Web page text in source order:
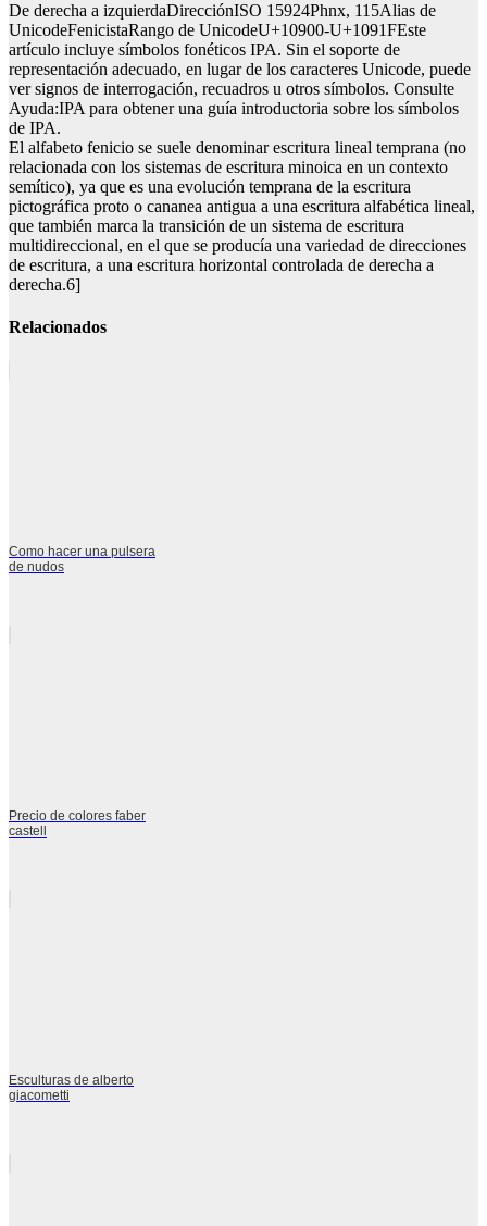
De derecha a izquierdaDirecciónISO 15924Phnx, 115Alias de
UnicodeFenicistaRango de UnicodeU+10900-U+1091FEste
artículo incluye símbolos fonéticos IPA. Sin el soporte de
representación adecuado, en lugar de los caracteres Unicode, puede
ver signos de interrogación, recuadros u otros símbolos. Consulte
Ayuda:IPA para obtener una guía introductoria sobre los símbolos
de IPA.
El alfabeto fenicio se suele denominar escritura lineal temprana (no
relacionada con los sistemas de escritura minoica en un contexto
semítico), ya que es una evolución temprana de la escritura
pictográfica proto o cananea antigua a una escritura alfabética lineal,
que también marca la transición de un sistema de escritura
multidireccional, en el que se producía una variedad de direcciones
de escritura, a una escritura horizontal controlada de derecha a
derecha.6]
Relacionados
Como hacer una pulsera
de nudos
Precio de colores faber
castell
Esculturas de alberto
giacometti